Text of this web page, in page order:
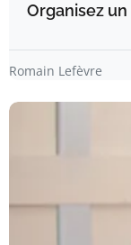
Organisez
Romain Lefèvre